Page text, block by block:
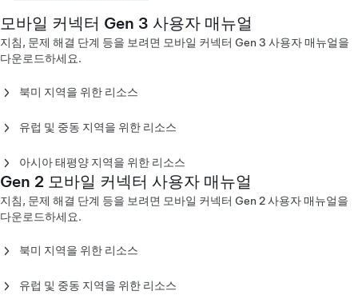
모바일 커넥터 Gen 3 사용자 매뉴얼
지침, 문제 해결 단계 등을 보려면 모바일 커넥터 Gen 3 사용자 매뉴얼을
다운로드하세요.
북미 지역을 위한 리소스
모바일 커넥터 Gen 3 사용자 매뉴얼 - 북미(Español)
유럽 및 중동 지역을 위한 리소스
(Català)
Mobile Connector Gen 3 Owner's Manual - Europe
(Dansk)
Mobile Connector Gen 3 Owner's Manual - Europe
(Deutsch)
Mobile Connector Gen 3 Owner's Manual - Europe
Mobile Connector Gen 3 Owner's Manual - Europe
아시아 태평양 지역을 위한 리소스
모바일 커넥터 Gen 3 사용자 매뉴얼 - 일본(English)
모바일 커넥터 Gen 3 사용자 매뉴얼 - 일본(Japanese)
Gen 2 모바일 커넥터 사용자 매뉴얼
지침, 문제 해결 단계 등을 보려면 모바일 커넥터 Gen 2 사용자 매뉴얼을
다운로드하세요.
북미 지역을 위한 리소스
모바일 커넥터 Gen 2 사용자 매뉴얼 - 북미(Español)
유럽 및 중동 지역을 위한 리소스